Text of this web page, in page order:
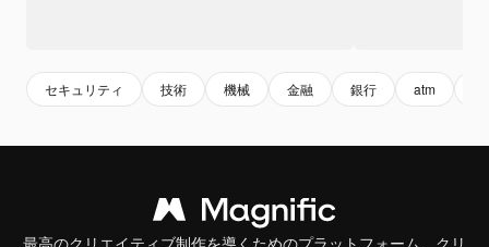
セキュリティ 技術 機械 金融 銀行 atm
最高のクリエイティブ制作を導くためのプラットフォーム。クリ